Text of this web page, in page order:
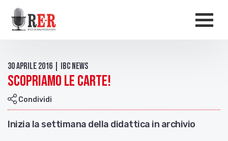
Salta al contenuto principale
30 Aprile 2016 | IBC news
Scopriamo le carte!
Condividi
Inizia la settimana della didattica in archivio